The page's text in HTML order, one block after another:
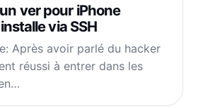
ver pour iPhone
via SSH
Après avoir parlé du hacker
réussi à entrer dans les